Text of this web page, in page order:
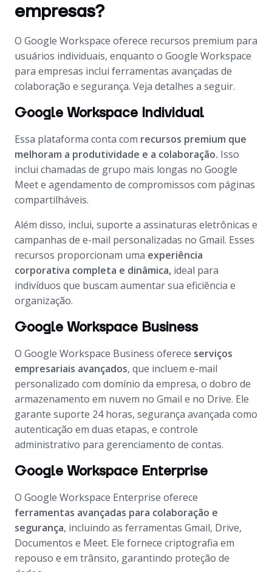
empresas?
O Google Workspace oferece recursos premium para
usuários individuais, enquanto o Google Workspace
para empresas inclui ferramentas avançadas de
colaboração e segurança. Veja detalhes a seguir.
Google Workspace Individual
Essa plataforma conta com recursos premium que
melhoram a produtividade e a colaboração. Isso
inclui chamadas de grupo mais longas no Google
Meet e agendamento de compromissos com páginas
compartilháveis.
Além disso, inclui, suporte a assinaturas eletrônicas e
campanhas de e-mail personalizadas no Gmail. Esses
recursos proporcionam uma experiência
corporativa completa e dinâmica, ideal para
indivíduos que buscam aumentar sua eficiência e
organização.
Google Workspace Business
O Google Workspace Business oferece serviços
empresariais avançados, que incluem e-mail
personalizado com domínio da empresa, o dobro de
armazenamento em nuvem no Gmail e no Drive. Ele
garante suporte 24 horas, segurança avançada como
autenticação em duas etapas, e controle
administrativo para gerenciamento de contas.
Google Workspace Enterprise
O Google Workspace Enterprise oferece
ferramentas avançadas para colaboração e
segurança, incluindo as ferramentas Gmail, Drive,
Documentos e Meet. Ele fornece criptografia em
repouso e em trânsito, garantindo proteção de